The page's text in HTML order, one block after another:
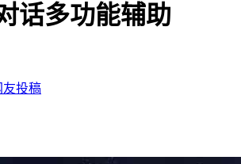
话多功能辅助
友投稿